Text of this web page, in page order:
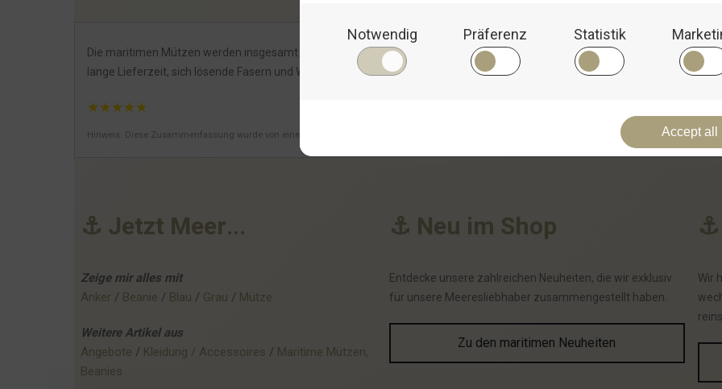
Die maritimen Mützen werden insgesamt positiv bewertet für ihre Vielfalt, Stil und Qualität. Lob gibt es für schnellen
lange Lieferzeit, sich lösende Fasern und Wünsche nach schnellerer Lieferung. Insgesamt sind die Mützen stylisch, warm
★★★★★
Hinweis: Diese Zusammenfassung wurde von einer KI generiert.
⚓ Jetzt Meer...
Zeige mir alles mit
Anker / Beanie / Blau / Grau / Mütze
Weitere Artikel aus
Angebote / Kleidung / Accessoires / Maritime Mützen,
Beanies
⚓ Neu im Shop
Entdecke unsere zahlreichen Neuheiten, die wir exklusiv
für unsere Meeresliebhaber zusammengestellt haben.
Zu den maritimen Neuheiten
⚓
Wir